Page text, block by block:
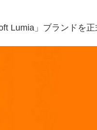
Lumia」ブランドを正